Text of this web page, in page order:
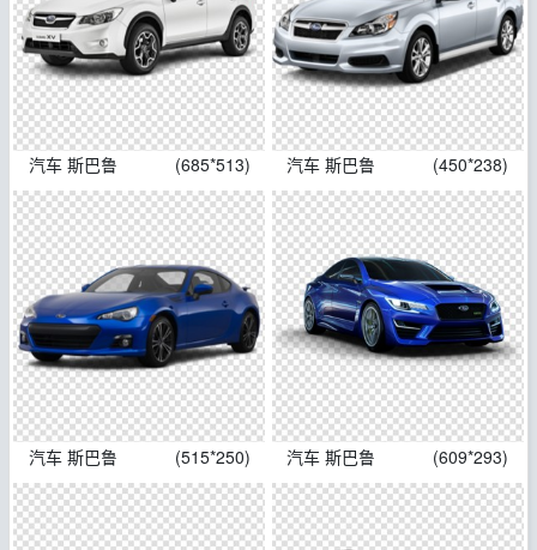
汽车 斯巴鲁 (685*513) 汽车 斯巴鲁 (450*238)
汽车 斯巴鲁 (515*250) 汽车 斯巴鲁 (609*293)